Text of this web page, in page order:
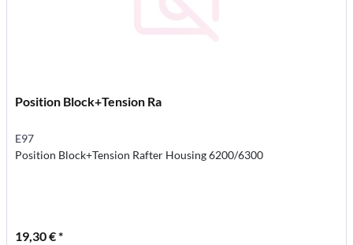
Position Block+Tension Ra
E97
Position Block+Tension Rafter Housing 6200/6300
19,30 € *